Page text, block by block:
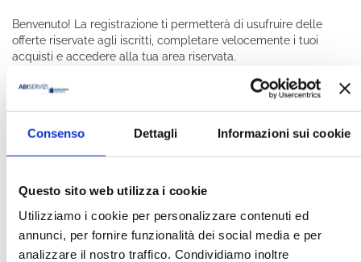
Consenso Dettagli Informazioni sui cookie
Questo sito web utilizza i cookie
Utilizziamo i cookie per personalizzare contenuti ed
annunci, per fornire funzionalità dei social media e per
analizzare il nostro traffico. Condividiamo inoltre
Benvenuto! La registrazione ti permetterà di usufruire delle
offerte riservate agli iscritti, completare velocemente i tuoi
acquisti e accedere alla tua area riservata.
Tutti i campi indicati con * sono obbligatori
DATA DI NASCITA *